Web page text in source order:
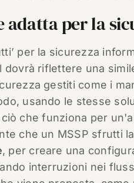
adatta per la
per la sicurezza
riflettere una
gestiti come i
usando le stesse
che funziona per
che un MSSP sfrutti
, per creare una
interruzioni nei